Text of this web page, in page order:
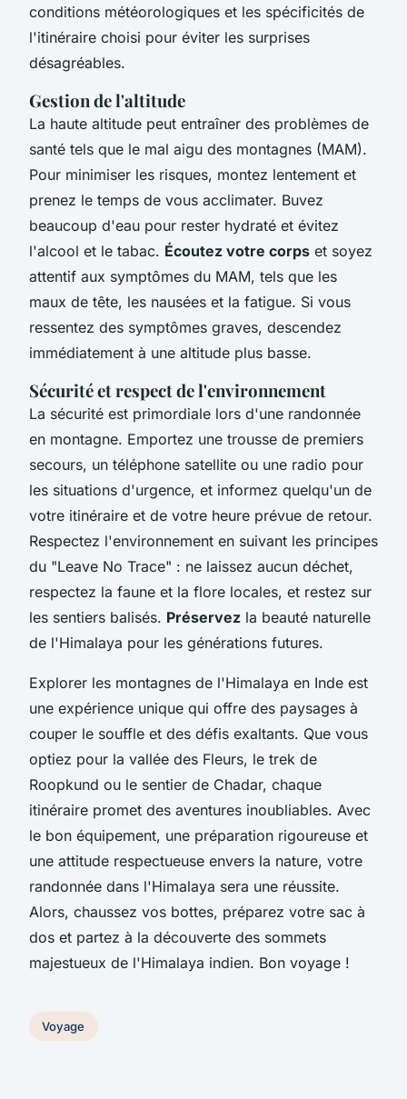
conditions météorologiques et les spécificités de
l'itinéraire choisi pour éviter les surprises
désagréables.
Gestion de l'altitude
La haute altitude peut entraîner des problèmes de
santé tels que le mal aigu des montagnes (MAM).
Pour minimiser les risques, montez lentement et
prenez le temps de vous acclimater. Buvez
beaucoup d'eau pour rester hydraté et évitez
l'alcool et le tabac. Écoutez votre corps et soyez
attentif aux symptômes du MAM, tels que les
maux de tête, les nausées et la fatigue. Si vous
ressentez des symptômes graves, descendez
immédiatement à une altitude plus basse.
Sécurité et respect de l'environnement
La sécurité est primordiale lors d'une randonnée
en montagne. Emportez une trousse de premiers
secours, un téléphone satellite ou une radio pour
les situations d'urgence, et informez quelqu'un de
votre itinéraire et de votre heure prévue de retour.
Respectez l'environnement en suivant les principes
du "Leave No Trace" : ne laissez aucun déchet,
respectez la faune et la flore locales, et restez sur
les sentiers balisés. Préservez la beauté naturelle
de l'Himalaya pour les générations futures.
Explorer les montagnes de l'Himalaya en Inde est
une expérience unique qui offre des paysages à
couper le souffle et des défis exaltants. Que vous
optiez pour la vallée des Fleurs, le trek de
Roopkund ou le sentier de Chadar, chaque
itinéraire promet des aventures inoubliables. Avec
le bon équipement, une préparation rigoureuse et
une attitude respectueuse envers la nature, votre
randonnée dans l'Himalaya sera une réussite.
Alors, chaussez vos bottes, préparez votre sac à
dos et partez à la découverte des sommets
majestueux de l'Himalaya indien. Bon voyage !
Voyage